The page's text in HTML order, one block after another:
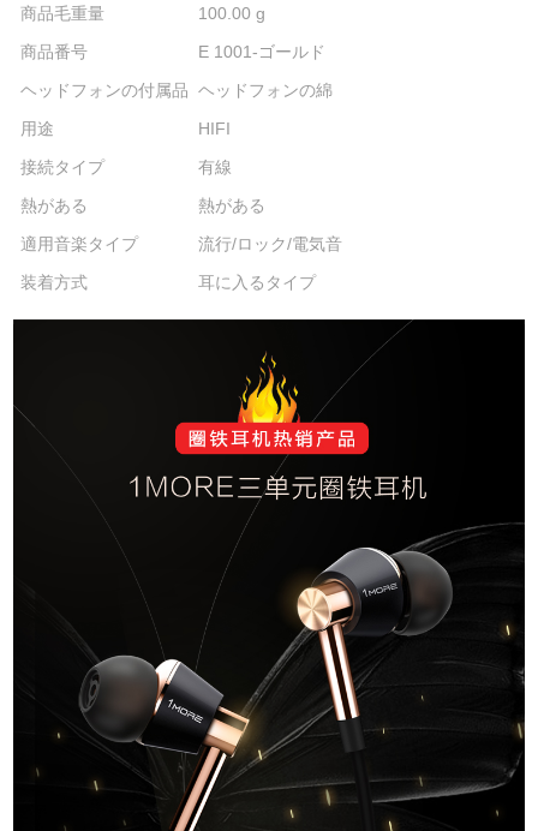
商品毛重量
100.00 g
商品番号
E 1001-ゴールド
ヘッドフォンの付属品 ヘッドフォンの綿
用途
HIFI
接続タイプ
有線
熱がある
熱がある
適用音楽タイプ
流行/ロック/電気音
装着方式
耳に入るタイプ